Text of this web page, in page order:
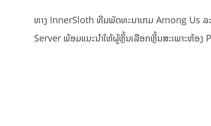
ທາງ InnerSloth ທີມພັດທະນາເກມ Among Us ລ
Server ພ້ອມແນະນຳໃຫ້ຜູ້ຫຼິ້ນເລືອກຫຼິ້ນສະເພາະຫ້ອງ